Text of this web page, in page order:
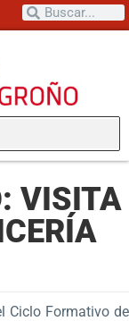
VISITA
Ciclo Formativo de